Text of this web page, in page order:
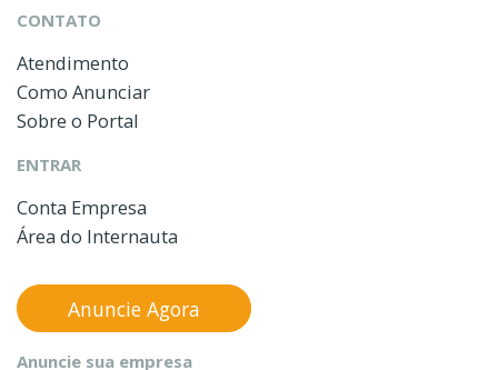
CONTATO
Atendimento
Como Anunciar
Sobre o Portal
ENTRAR
Conta Empresa
Área do Internauta
Anuncie sua empresa
Anuncie Agora